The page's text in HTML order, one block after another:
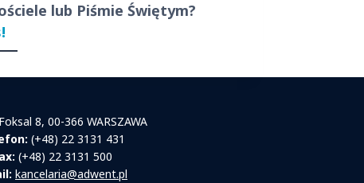
lub Piśmie Świętym?
Foksal 8, 00-366 WARSZAWA
(+48) 22 3131 431
(+48) 22 3131 500
kancelaria@adwent.pl